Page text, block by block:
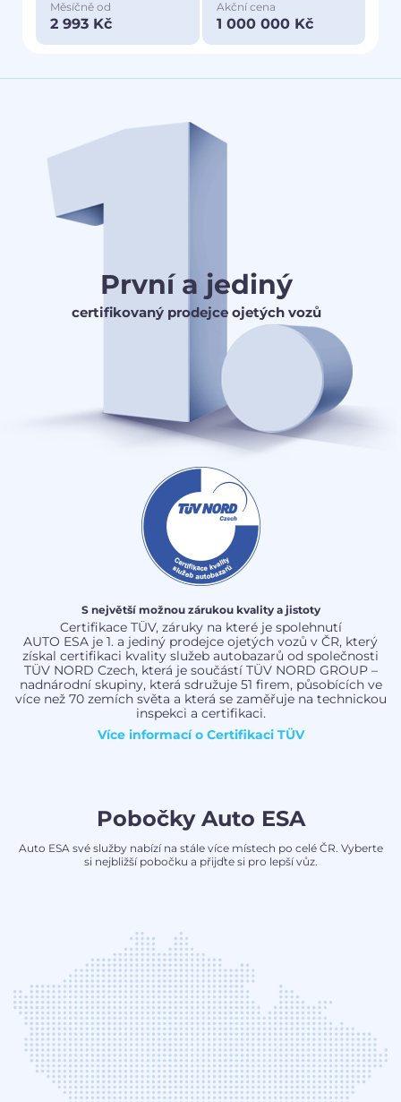
Měsíčně od
2 993 Kč
Akční cena
1 000 000 Kč
První a jediný
certifikovaný prodejce ojetých vozů
S největší možnou zárukou kvality a jistoty
Certifikace TÜV, záruky na které je spolehnutí
AUTO ESA je 1. a jediný prodejce ojetých vozů v ČR, který
získal certifikaci kvality služeb autobazarů od společnosti
TÜV NORD Czech, která je součástí TÜV NORD GROUP –
nadnárodní skupiny, která sdružuje 51 firem, působících ve
více než 70 zemích světa a která se zaměřuje na technickou
inspekci a certifikaci.
Více informací o Certifikaci TÜV
Pobočky Auto ESA
Auto ESA své služby nabízí na stále více místech po celé ČR. Vyberte
si nejbližší pobočku a přijďte si pro lepší vůz.